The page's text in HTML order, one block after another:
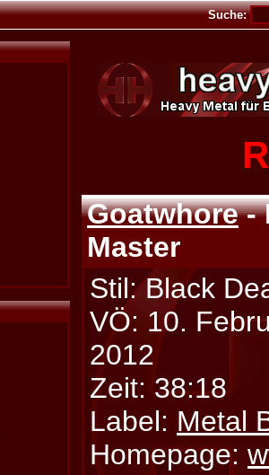
Suche:
Goatwhore-
Master
Stil: Black
VÖ: 10.
2012
Zeit: 38:18
Label: Metal
Homepage: